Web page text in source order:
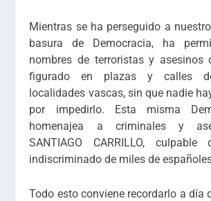
Mientras se ha perseguido a
basura de Democracia, ha
nombres de terroristas y asesinos
figurado en plazas y calles
localidades vascas, sin que nadie
por impedirlo. Esta misma
homenajea a criminales y
SANTIAGO CARRILLO, culpable
indiscriminado de miles de
Todo esto conviene recordarlo a día